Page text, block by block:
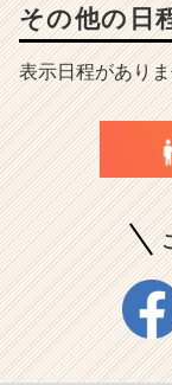
その他の日
表示日程があり